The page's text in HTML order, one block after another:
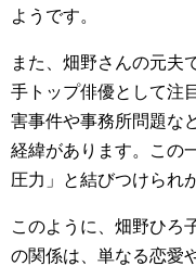
ようです。
また、畑野さんの元夫
手トップ俳優として注
害事件や事務所問題な
経緯があります。この
圧力」と結びつけられ
このように、畑野ひろ
の関係は、単なる恋愛